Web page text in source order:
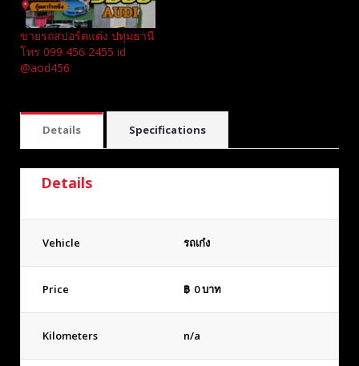
ขายรถสปอร์ตแต่ง ปทุมธานี
โทร 099 456 2455 id
@aod456
Details Specifications
Details
Vehicle รถเก๋ง
Price ฿ 0บาท
Kilometers n/a